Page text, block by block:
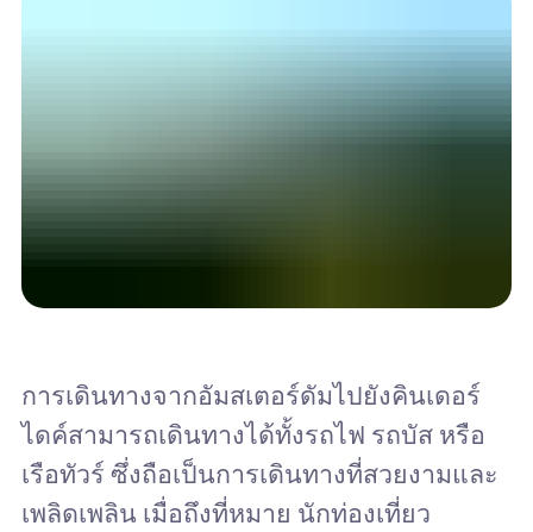
การเดินทางจากอัมสเตอร์ดัมไปยังคินเดอร์
ไดค์สามารถเดินทางได้ทั้งรถไฟ รถบัส หรือ
เรือทัวร์ ซึ่งถือเป็นการเดินทางที่สวยงามและ
เพลิดเพลิน เมื่อถึงที่หมาย นักท่องเที่ยว